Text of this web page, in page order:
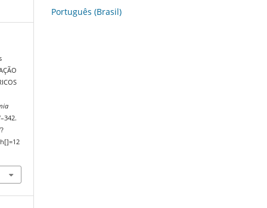
Português (Brasil)